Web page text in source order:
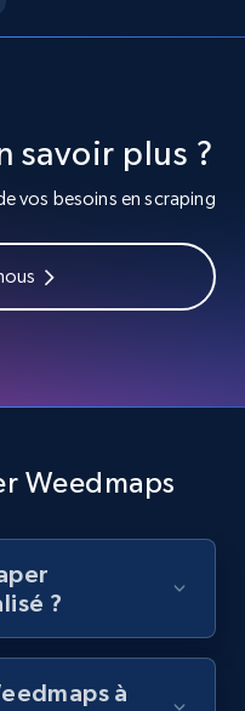
Essai gratuit
videos by
YouTube
md5, Video url,
savoir plus ?
vos besoins en scraping
Weedmaps
?
à